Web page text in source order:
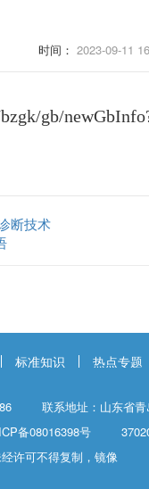
时间： 2023-09-11
gb/
断技术
标准知识 热点专题
联系地址：山东省
备08016398号
许可不得复制，镜像